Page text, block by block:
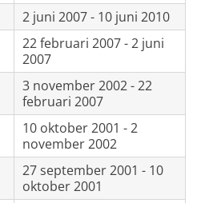
2 juni 2007 - 10 juni 2010
22 februari 2007 - 2 juni
2007
3 november 2002 - 22
februari 2007
10 oktober 2001 - 2
november 2002
27 september 2001 - 10
oktober 2001